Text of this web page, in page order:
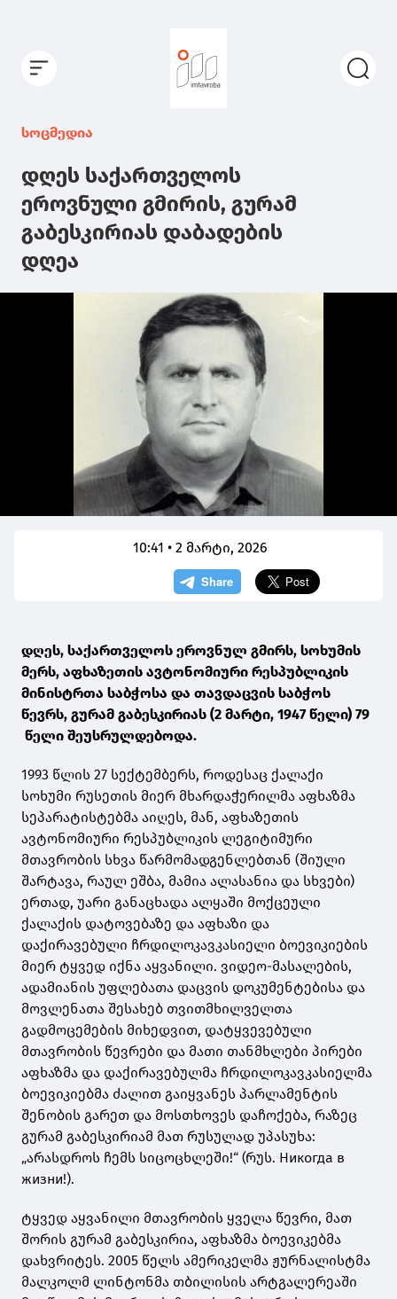
სოცმედია
დღეს საქართველოს
ეროვნული გმირის, გურამ
გაბესკირიას დაბადების
დღეა
10:41 • 2 მარტი, 2026
დღეს, საქართველოს ეროვნულ გმირს, სოხუმის
მერს, აფხაზეთის ავტონომიური რესპუბლიკის
მინისტრთა საბჭოსა და თავდაცვის საბჭოს
წევრს, გურამ გაბესკირიას (2 მარტი, 1947 წელი) 79
წელი შეუსრულდებოდა.
1993 წლის 27 სექტემბერს, როდესაც ქალაქი
სოხუმი რუსეთის მიერ მხარდაჭერილმა აფხაზმა
სეპარატისტებმა აიღეს, მან, აფხაზეთის
ავტონომიური რესპუბლიკის ლეგიტიმური
მთავრობის სხვა წარმომადგენლებთან (შიული
შარტავა, რაულ ეშბა, მამია ალასანია და სხვები)
ერთად, უარი განაცხადა ალყაში მოქცეული
ქალაქის დატოვებაზე და აფხაზი და
დაქირავებული ჩრდილოკავკასიელი ბოევიკიების
მიერ ტყვედ იქნა აყვანილი. ვიდეო-მასალების,
ადამიანის უფლებათა დაცვის დოკუმენტებისა და
მოვლენათა შესახებ თვითმხილველთა
გადმოცემების მიხედვით, დატყვევებული
მთავრობის წევრები და მათი თანმხლები პირები
აფხაზმა და დაქირავებულმა ჩრდილოკავკასიელმა
ბოევიკიებმა ძალით გაიყვანეს პარლამენტის
შენობის გარეთ და მოსთხოვეს დაჩოქება, რაზეც
გურამ გაბესკირიამ მათ რუსულად უპასუხა:
„არასდროს ჩემს სიცოცხლეში!“ (რუს. Никогда в
жизни!).
ტყვედ აყვანილი მთავრობის ყველა წევრი, მათ
შორის გურამ გაბესკირია, აფხაზმა ბოევიკებმა
დახვრიტეს. 2005 წელს ამერიკელმა ჟურნალისტმა
მალკოლმ ლინტონმა თბილისის არტგალერეაში